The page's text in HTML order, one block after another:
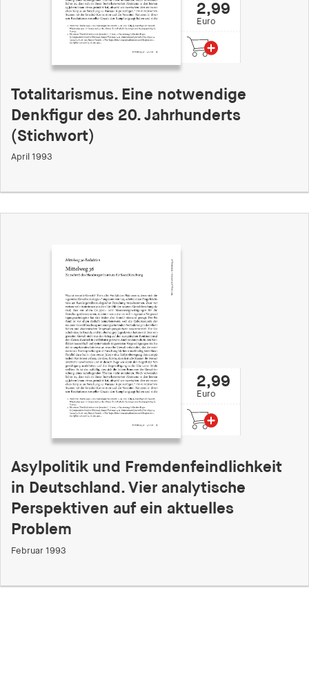
2,99
Euro
Totalitarismus. Eine notwendige
Denkfigur des 20. Jahrhunderts
(Stichwort)
April 1993
2,99
Euro
Asylpolitik und Fremdenfeindlichkeit
in Deutschland. Vier analytische
Perspektiven auf ein aktuelles
Problem
Februar 1993